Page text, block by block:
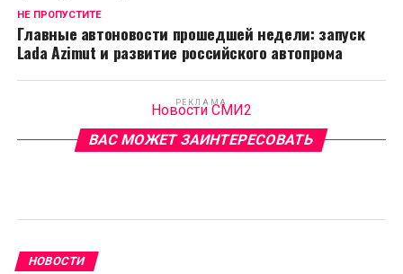
НЕ ПРОПУСТИТЕ
Главные автоновости прошедшей недели: запуск
Lada Azimut и развитие российского автопрома
РЕКЛАМА
Новости СМИ2
ВАС МОЖЕТ ЗАИНТЕРЕСОВАТЬ
НОВОСТИ